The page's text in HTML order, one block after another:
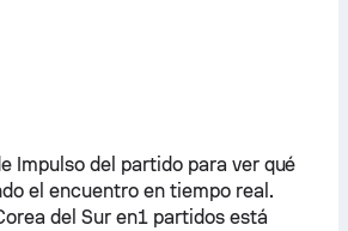
Impulso del partido para ver qué
el encuentro en tiempo real.
del Sur en1 partidos está